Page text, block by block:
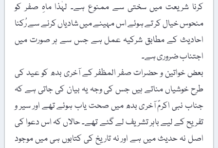
کرنا شریعت میں سختی سے ممنوع ہے۔ لہٰذا ماہِ صفر کو
منحوس خیال کر تے ہوئے اس مہینے میں شادیاں کرنے سے رُکنا
احادیث کے مطابق شرکیہ عمل ہے جس سے ہر صورت میں
اجتناب ضروری ہے۔
بعض خواتین و حضرات صفر المظفر کے آخری بدھ کو عید کی
طرح خوشیاں مناتے ہیں جس کی وجہ یہ بیان کی جاتی ہے کہ
جناب نبی اکرمؐ آخری بدھ میں صحت یاب ہوئے تھے اور سیر و
تفریح کے لیے باہر تشریف لے گئے تھے۔ حالاں کہ اس دعوا کی
اصل نہ حدیث میں ہے اور نہ تاریخ کی کتابوں ہی میں موجود